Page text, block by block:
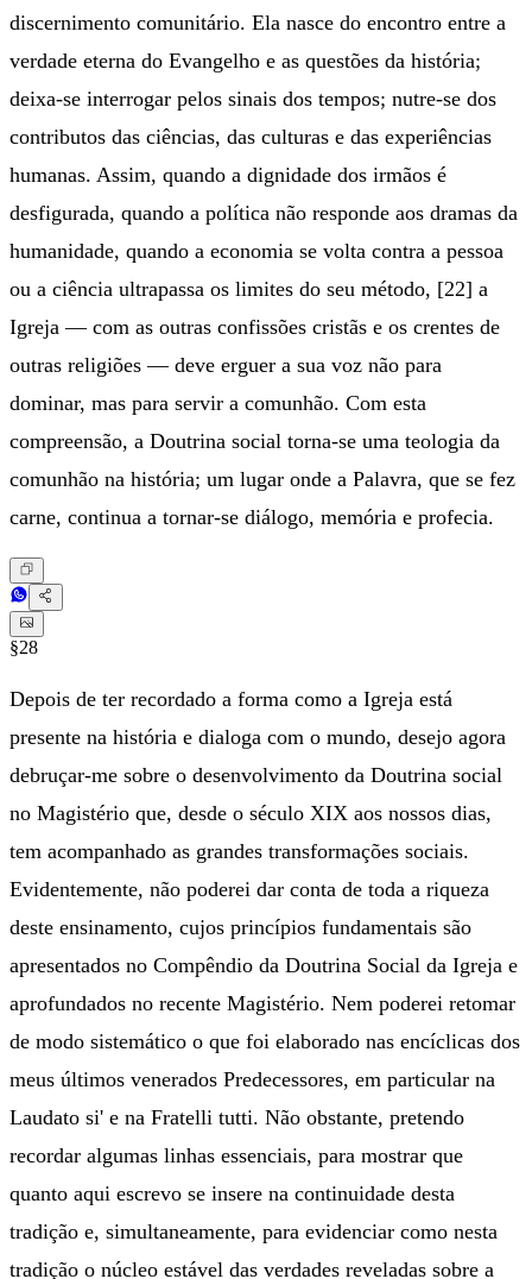
discernimento comunitário. Ela nasce do encontro entre a
verdade eterna do Evangelho e as questões da história;
deixa-se interrogar pelos sinais dos tempos; nutre-se dos
contributos das ciências, das culturas e das experiências
humanas. Assim, quando a dignidade dos irmãos é
desfigurada, quando a política não responde aos dramas da
humanidade, quando a economia se volta contra a pessoa
ou a ciência ultrapassa os limites do seu método, [22] a
Igreja — com as outras confissões cristãs e os crentes de
outras religiões — deve erguer a sua voz não para
dominar, mas para servir a comunhão. Com esta
compreensão, a Doutrina social torna-se uma teologia da
comunhão na história; um lugar onde a Palavra, que se fez
carne, continua a tornar-se diálogo, memória e profecia.
§28
Depois de ter recordado a forma como a Igreja está
presente na história e dialoga com o mundo, desejo agora
debruçar-me sobre o desenvolvimento da Doutrina social
no Magistério que, desde o século XIX aos nossos dias,
tem acompanhado as grandes transformações sociais.
Evidentemente, não poderei dar conta de toda a riqueza
deste ensinamento, cujos princípios fundamentais são
apresentados no Compêndio da Doutrina Social da Igreja e
aprofundados no recente Magistério. Nem poderei retomar
de modo sistemático o que foi elaborado nas encíclicas dos
meus últimos venerados Predecessores, em particular na
Laudato si' e na Fratelli tutti. Não obstante, pretendo
recordar algumas linhas essenciais, para mostrar que
quanto aqui escrevo se insere na continuidade desta
tradição e, simultaneamente, para evidenciar como nesta
tradição o núcleo estável das verdades reveladas sobre a